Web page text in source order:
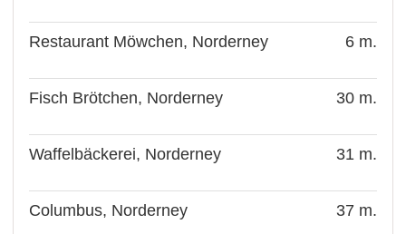
Restaurant Möwchen, Norderney 6 m.
Fisch Brötchen, Norderney 30 m.
Waffelbäckerei, Norderney 31 m.
Columbus, Norderney 37 m.